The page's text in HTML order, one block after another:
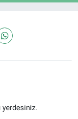
yerdesiniz.